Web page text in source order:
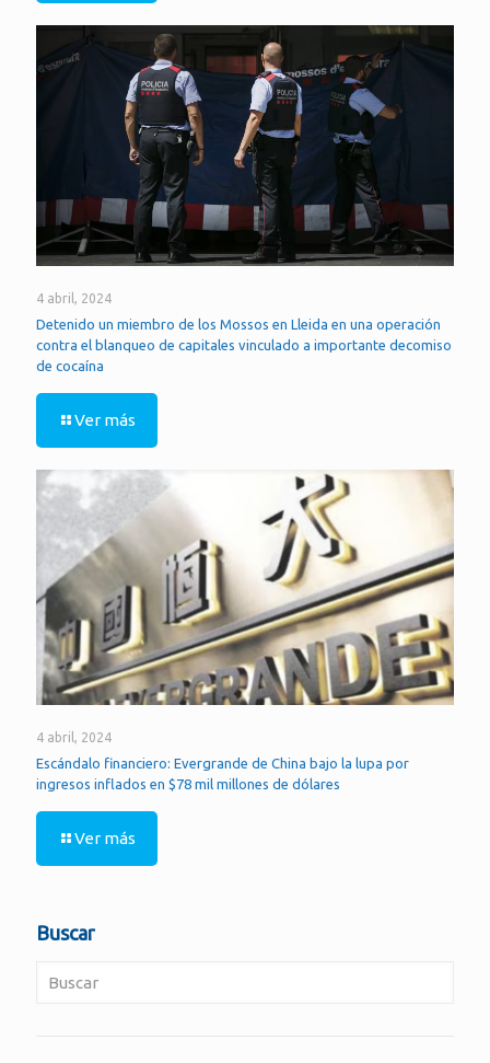
4 abril, 2024
Detenido un miembro de los Mossos en Lleida en una operación
contra el blanqueo de capitales vinculado a importante decomiso
de cocaína
Ver más
4 abril, 2024
Escándalo financiero: Evergrande de China bajo la lupa por
ingresos inflados en $78 mil millones de dólares
Ver más
Buscar